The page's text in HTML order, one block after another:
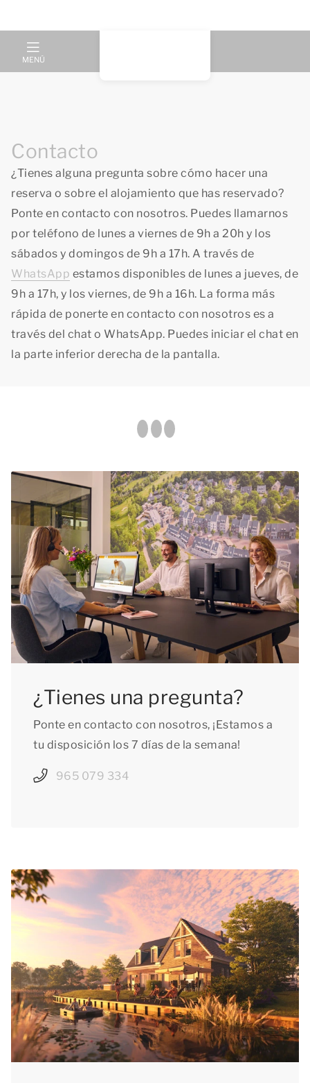
MENÚ
Contacto
¿Tienes alguna pregunta sobre cómo hacer una
reserva o sobre el alojamiento que has reservado?
Ponte en contacto con nosotros. Puedes llamarnos
por teléfono de lunes a viernes de 9h a 20h y los
sábados y domingos de 9h a 17h. A través de
WhatsApp estamos disponibles de lunes a jueves, de
9h a 17h, y los viernes, de 9h a 16h. La forma más
rápida de ponerte en contacto con nosotros es a
través del chat o WhatsApp. Puedes iniciar el chat en
la parte inferior derecha de la pantalla.
¿Tienes una pregunta?
Ponte en contacto con nosotros, ¡Estamos a
tu disposición los 7 días de la semana!
965 079 334